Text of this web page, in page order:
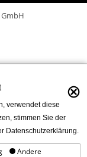
⊗
verwendet diese
stimmen Sie der
Datenschutzerklärung.
Andere